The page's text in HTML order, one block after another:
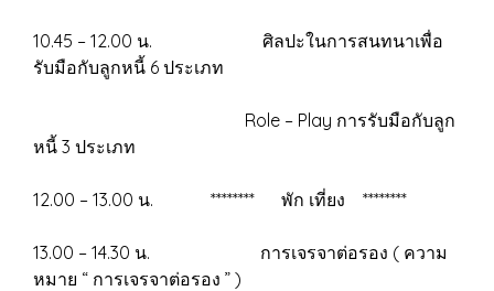
10.45 – 12.00 น. ศิลปะในการสนทนาเพื่อ
รับมือกับลูกหนี้ 6 ประเภท
Role – Play การรับมือกับลูก
หนี้ 3 ประเภท
12.00 – 13.00 น. ******** พัก เที่ยง ********
13.00 – 14.30 น. การเจรจาต่อรอง ( ความ
หมาย “ การเจรจาต่อรอง ” )